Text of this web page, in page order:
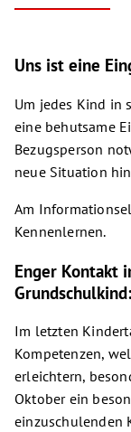
Uns ist eine
Um jedes Kind in
eine behutsame
Bezugsperson
neue Situation
Am
Kennenlernen.
Enger Kontakt
Grundschulkind:
Im letzten
Kompetenzen,
erleichtern,
Oktober ein
einzuschulenden